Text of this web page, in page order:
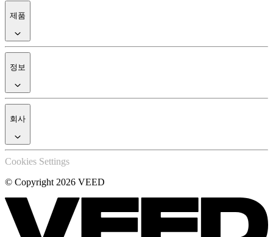
제품
정보
회사
Cookies Settings
© Copyright 2026 VEED